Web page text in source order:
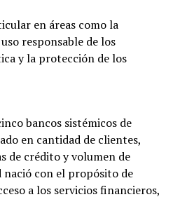
en áreas como la
responsable de los
y la protección de los
bancos sistémicos de
en cantidad de clientes,
de crédito y volumen de
nació con el propósito de
a los servicios financieros,